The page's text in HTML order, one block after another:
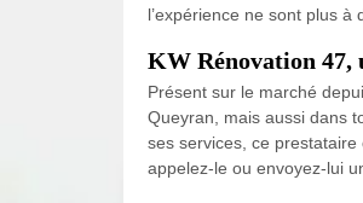
l’expérience ne sont plus à
KW Rénovation 47,
Présent sur le marché
Queyran, mais aussi dans
ses services, ce
appelez-le ou envoyez-lui